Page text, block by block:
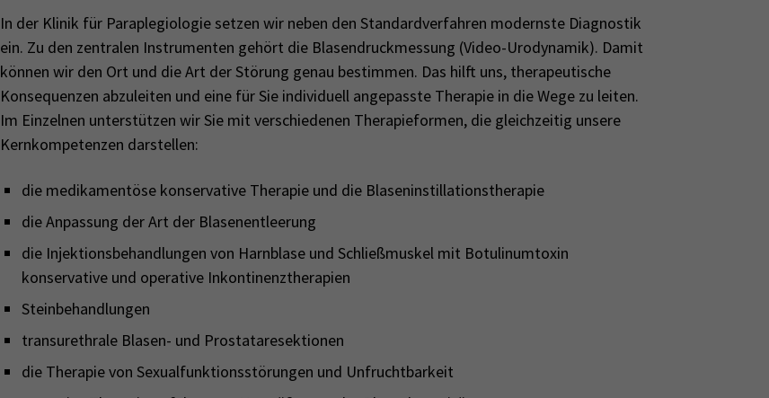
In der Klinik für Paraplegiologie setzen wir neben den Standardverfahren modernste Diagnostik
ein. Zu den zentralen Instrumenten gehört die Blasendruckmessung (Video-Urodynamik). Damit
können wir den Ort und die Art der Störung genau bestimmen. Das hilft uns, therapeutische
Konsequenzen abzuleiten und eine für Sie individuell angepasste Therapie in die Wege zu leiten.
Im Einzelnen unterstützen wir Sie mit verschiedenen Therapieformen, die gleichzeitig unsere
Kernkompetenzen darstellen:
die medikamentöse konservative Therapie und die Blaseninstillationstherapie
die Anpassung der Art der Blasenentleerung
die Injektionsbehandlungen von Harnblase und Schließmuskel mit Botulinumtoxin
konservative und operative Inkontinenztherapien
Steinbehandlungen
transurethrale Blasen- und Prostataresektionen
die Therapie von Sexualfunktionsstörungen und Unfruchtbarkeit